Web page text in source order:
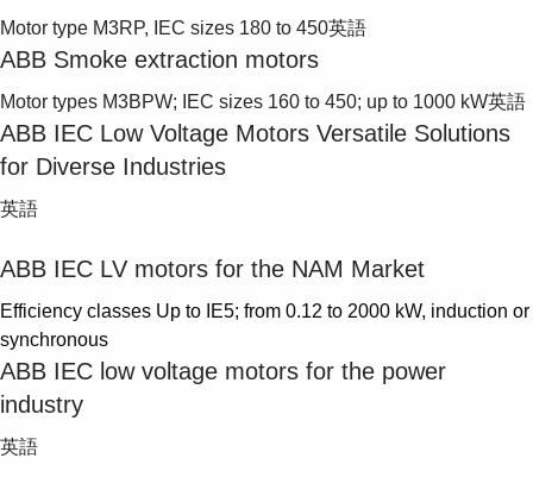
Motor type M3RP, IEC sizes 180 to 450英語
ABB Smoke extraction motors
Motor types M3BPW; IEC sizes 160 to 450; up to 1000 kW英語
ABB IEC Low Voltage Motors Versatile Solutions
for Diverse Industries
英語
ABB IEC LV motors for the NAM Market
Efficiency classes Up to IE5; from 0.12 to 2000 kW, induction or
synchronous
ABB IEC low voltage motors for the power
industry
英語